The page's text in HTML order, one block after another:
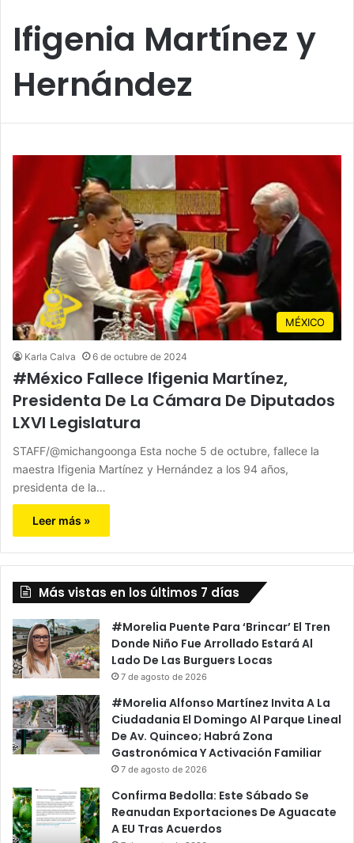
Ifigenia Martínez y
Hernández
MÉXICO
Karla Calva 6 de octubre de 2024
#México Fallece Ifigenia Martínez,
Presidenta De La Cámara De Diputados
LXVI Legislatura
STAFF/@michangoonga Esta noche 5 de octubre, fallece la
maestra Ifigenia Martínez y Hernández a los 94 años,
presidenta de la…
Leer más »
Más vistas en los últimos 7 días
#Morelia Puente Para ‘Brincar’ El Tren
Donde Niño Fue Arrollado Estará Al
Lado De Las Burguers Locas
7 de agosto de 2026
#Morelia Alfonso Martínez Invita A La
Ciudadania El Domingo Al Parque Lineal
De Av. Quinceo; Habrá Zona
Gastronómica Y Activación Familiar
7 de agosto de 2026
Confirma Bedolla: Este Sábado Se
Reanudan Exportaciones De Aguacate
A EU Tras Acuerdos